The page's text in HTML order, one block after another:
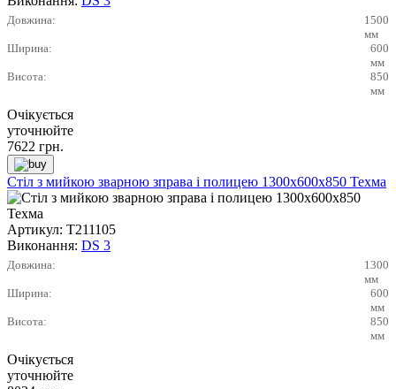
Довжина:
1500
мм
Ширина:
600
мм
Висота:
850
мм
Очікується
уточнюйте
7622 грн.
Стіл з мийкою зварною зправа і полицею 1300х600х850 Техма
Артикул: Т211105
Виконання: DS 3
Довжина:
1300
мм
Ширина:
600
мм
Висота:
850
мм
Очікується
уточнюйте